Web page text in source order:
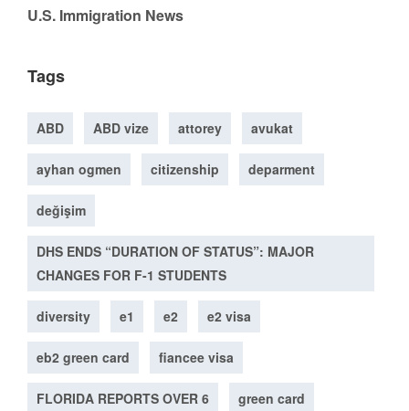
U.S. Immigration News
Tags
ABD ABD vize attorey avukat
ayhan ogmen citizenship deparment
değişim
DHS ENDS “DURATION OF STATUS”: MAJOR
CHANGES FOR F-1 STUDENTS
diversity e1 e2 e2 visa
eb2 green card fiancee visa
FLORIDA REPORTS OVER 6 green card